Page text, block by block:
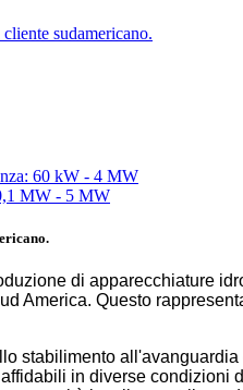
sudamericano.
di apparecchiature
America. Questo
stabilimento
in diverse